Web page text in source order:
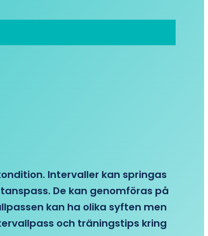
Intervaller kan springas
De kan genomföras på
kan ha olika syften men
och träningstips kring